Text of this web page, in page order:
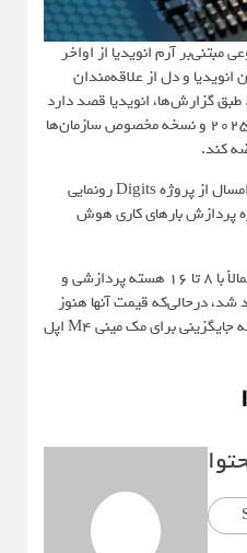
آرم انویدیا از اواخر
انویدیا و دل از علاقه‌مندان
طبق گزارش‌ها، انویدیا قصد دارد
نسخه مصرفی این محصول را اواخر 2025 و نسخه مخصوص سازمان‌ها
انویدیا و مدیاتک در نمایشگاه CES امسال از پروژه Digits رونمایی
3000 دلاری ویژه پردازش بارهای کاری هوش
نسخه‌های مصرفی این دستگاه‌ها احتمالاً با 8 تا 16 هسته پردازشی و
شد، درحالی‌که قیمت آنها هنوز
مشخص نیست. هدف این پروژه ارائه جایگزینی برای مک مینی M4 اپل